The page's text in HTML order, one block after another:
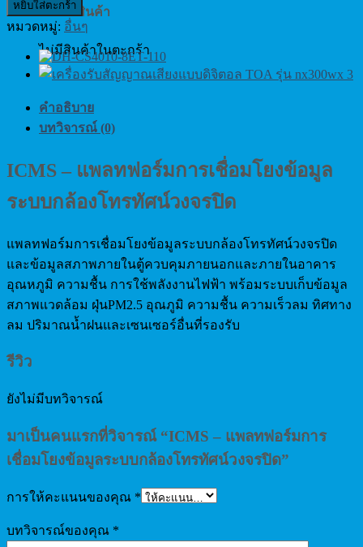
ตะกร้าสินค้า
ไม่มีสินค้าในตะกร้า
ฟอร์ม
เชื่อม
โยง
ระบบ
กล้อง
วงจรปิด
ชิ้น
หยิบใส่ตะกร้า
หมวดหมู่: อื่นๆ
คำอธิบาย
บทวิจารณ์ (0)
ICMS – แพลทฟอร์มการเชื่อมโยงข้อมูล
ระบบกล้องโทรทัศน์วงจรปิด
แพลทฟอร์มการเชื่อมโยงข้อมูลระบบกล้องโทรทัศน์วงจรปิด
และข้อมูลสภาพภายในตู้ควบคุมภายนอกและภายในอาคาร
อุณหภูมิ ความชื้น การใช้พลังงานไฟฟ้า พร้อมระบบเก็บข้อมูล
สภาพแวดล้อม ฝุ่นPM2.5 อุณภูมิ ความชื้น ความเร็วลม ทิศทาง
ลม ปริมาณน้ำฝนและเซนเซอร์อื่นที่รองรับ
รีวิว
ยังไม่มีบทวิจารณ์
มาเป็นคนแรกที่วิจารณ์ “ICMS – แพลทฟอร์มการ
เชื่อมโยงข้อมูลระบบกล้องโทรทัศน์วงจรปิด”
การให้คะแนนของคุณ *
บทวิจารณ์ของคุณ *